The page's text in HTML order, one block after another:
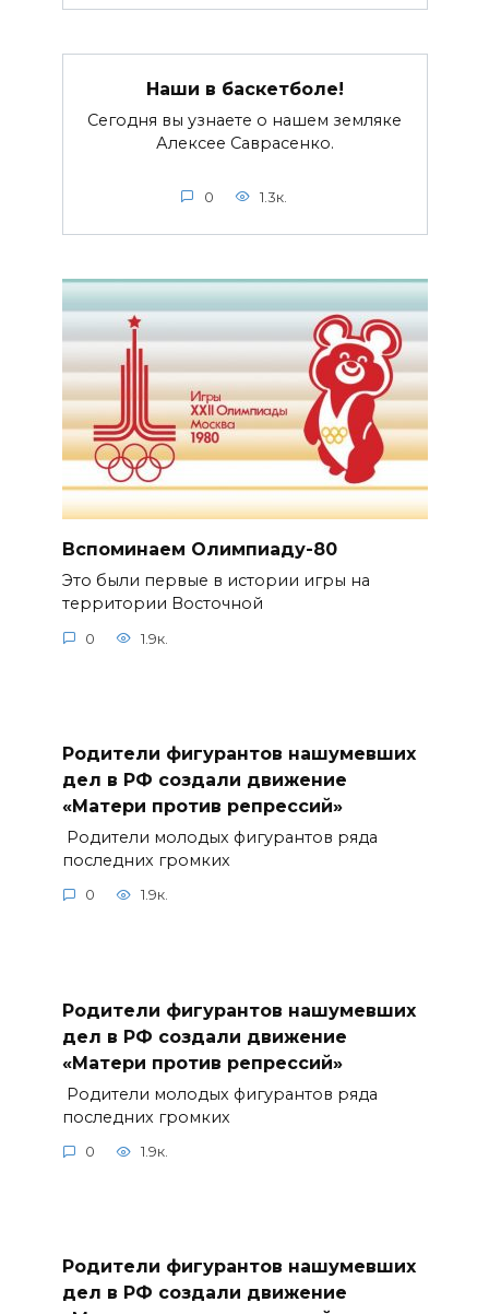
Наши в баскетболе!
Сегодня вы узнаете о нашем земляке
Алексее Саврасенко.
0 1.3к.
Вспоминаем Олимпиаду-80
Это были первые в истории игры на
территории Восточной
0 1.9к.
Родители фигурантов нашумевших
дел в РФ создали движение
«Матери против репрессий»
Родители молодых фигурантов ряда
последних громких
0 1.9к.
Родители фигурантов нашумевших
дел в РФ создали движение
«Матери против репрессий»
Родители молодых фигурантов ряда
последних громких
0 1.9к.
Родители фигурантов нашумевших
дел в РФ создали движение